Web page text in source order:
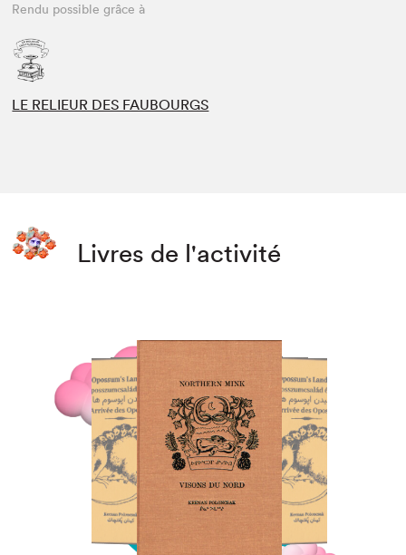
Rendu possible grâce à
LE RELIEUR DES FAUBOURGS
Livres de l'activité